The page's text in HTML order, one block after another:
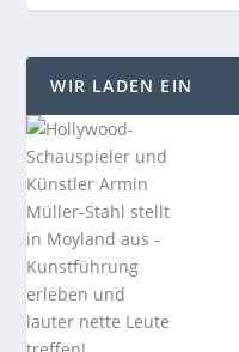
WIR LADEN EIN